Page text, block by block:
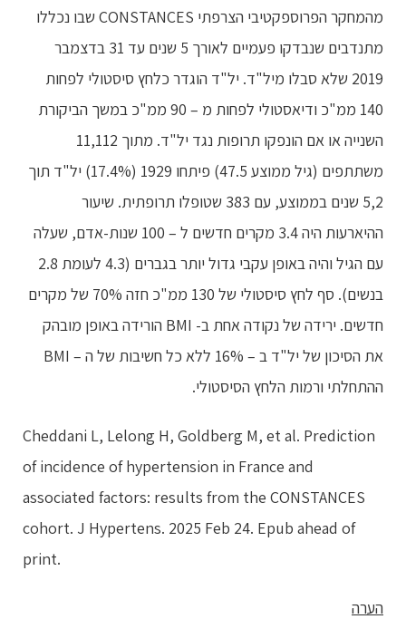
מהמחקר הפרוספקטיבי הצרפתי CONSTANCES שבו נכללו
מתנדבים שנבדקו פעמיים לאורך 5 שנים עד 31 בדצמבר
2019 שלא סבלו מיל"ד. יל"ד הוגדר כלחץ סיסטולי לפחות
140 ממ"כ ודיאסטולי לפחות מ – 90 ממ"כ במשך הביקורת
השנייה או אם הונפקו תרופות נגד יל"ד. מתוך 11,112
משתתפים (גיל ממוצע 47.5) פיתחו 1929 (17.4%) יל"ד תוך
5,2 שנים בממוצע, עם 383 שטופלו תרופתית. שיעור
ההיארעות היה 3.4 מקרים חדשים ל – 100 שנות-אדם, שעלה
עם הגיל והיה באופן עקבי גדול יותר בגברים (4.3 לעומת 2.8
בנשים). סף לחץ סיסטולי של 130 ממ"כ חזה 70% של מקרים
חדשים. ירידה של נקודה אחת ב- BMI הורידה באופן מובהק
את הסיכון של יל"ד ב – 16% ללא כל חשיבות של ה – BMI
ההתחלתי ורמות הלחץ הסיסטולי.
Cheddani L, Lelong H, Goldberg M, et al. Prediction
of incidence of hypertension in France and
associated factors: results from the CONSTANCES
cohort. J Hypertens. 2025 Feb 24. Epub ahead of
print.
הערה